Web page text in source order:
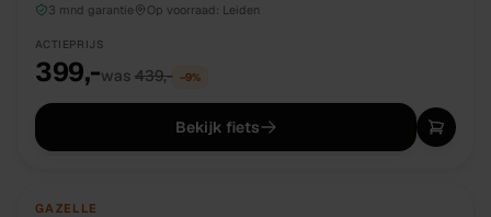
3 mnd garantie
Op voorraad: Leiden
ACTIEPRIJS
399,-was 439,- −9%
Bekijk fiets
TWEEDEHANDS
GAZELLE